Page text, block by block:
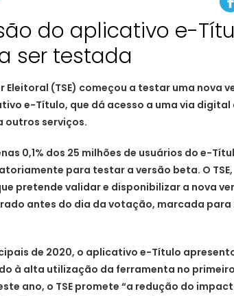
do aplicativo e-
ser testada
Eleitoral (TSE) começou a testar uma nova
e-Título, que dá acesso a uma via digital
outros serviços.
0,1% dos 25 milhões de usuários do e-
para testar a versão beta. O TSE,
pretende validar e disponibilizar a nova
antes do dia da votação, marcada para
de 2020, o aplicativo e-Título
à alta utilização da ferramenta no
ano, o TSE promete “a redução do